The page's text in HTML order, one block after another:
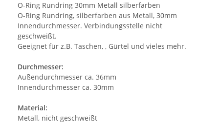
O-Ring Rundring 30mm Metall silberfarben
O-Ring Rundring, silberfarben aus Metall, 30mm
Innendurchmesser. Verbindungsstelle nicht
geschweißt.
Geeignet für z.B. Taschen, , Gürtel und vieles mehr.
Durchmesser:
Außendurchmesser ca. 36mm
Innendurchmesser ca. 30mm
Material:
Metall, nicht geschweißt